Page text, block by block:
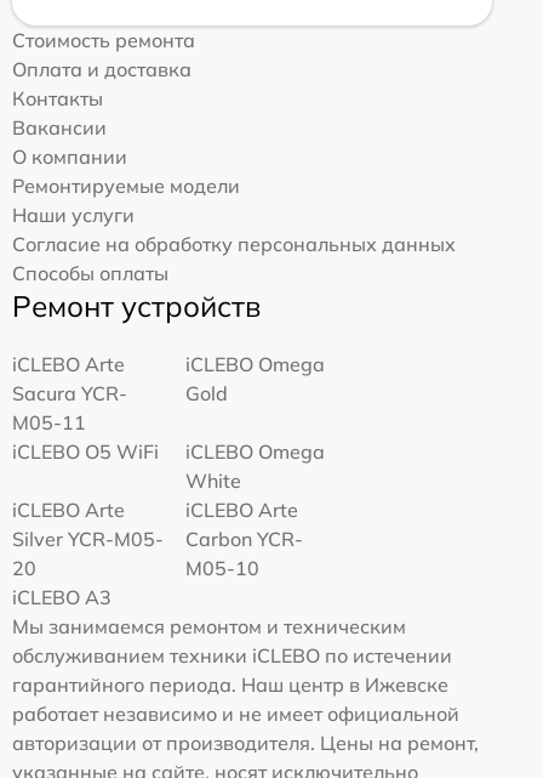
Стоимость ремонта
Оплата и доставка
Контакты
Вакансии
О компании
Ремонтируемые модели
Наши услуги
Согласие на обработку персональных данных
Способы оплаты
Ремонт устройств
iCLEBO Arte
Sacura YCR-
M05-11
iCLEBO Omega
Gold
iCLEBO O5 WiFi
iCLEBO Omega
White
iCLEBO Arte
Silver YCR-M05-
20
iCLEBO Arte
Carbon YCR-
M05-10
iCLEBO A3
Мы занимаемся ремонтом и техническим
обслуживанием техники iCLEBO по истечении
гарантийного периода. Наш центр в Ижевске
работает независимо и не имеет официальной
авторизации от производителя. Цены на ремонт,
указанные на сайте, носят исключительно